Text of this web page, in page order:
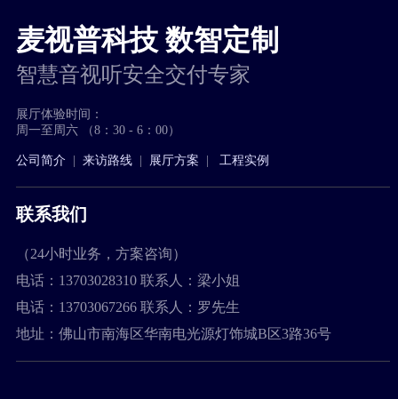
麦视普科技 数智定制
智慧音视听安全交付专家
展厅体验时间：
周一至周六 （8：30 - 6：00）
公司简介 来访路线| 展厅方案 工程实例
联系我们
（24小时业务，方案咨询）
电话： 13703028310联系人：梁小姐
电话： 13703067266联系人：罗先生
地址： 佛山市南海区华南电光源灯饰城B区3路36号